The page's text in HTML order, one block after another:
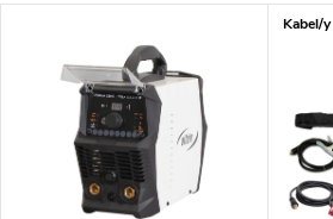
Nejprodávanější
Abecedně
Výpis produktů
Kabel/y